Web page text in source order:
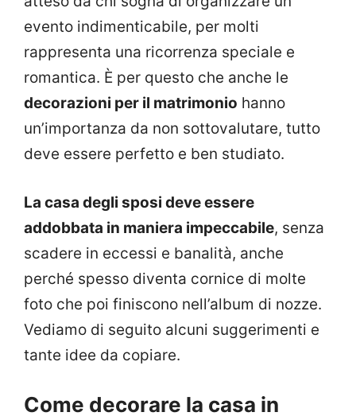
evento indimenticabile, per molti
rappresenta una ricorrenza speciale e
romantica. È per questo che anche le
decorazioni per il matrimonio hanno
un’importanza da non sottovalutare, tutto
deve essere perfetto e ben studiato.
La casa degli sposi deve essere
addobbata in maniera impeccabile, senza
scadere in eccessi e banalità, anche
perché spesso diventa cornice di molte
foto che poi finiscono nell’album di nozze.
Vediamo di seguito alcuni suggerimenti e
tante idee da copiare.
Come decorare la casa in